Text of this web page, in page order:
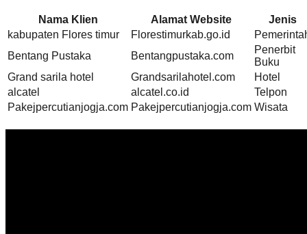
Nama Klien Alamat Website
Jenis
kabupaten Flores timur
Florestimurkab.go.id
Bentang Pustaka
Bentangpustaka.com
Penerbit
Buku
Grand sarila hotel
Grandsarilahotel.com
Hotel
alcatel
alcatel.co.id
Telpon
Pakejpercutianjogja.com Pakejpercutianjogja.com Wisata